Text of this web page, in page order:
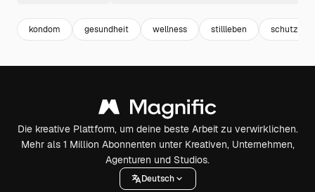
kondom gesundheit wellness stillleben schutz
Die kreative Plattform, um deine beste Arbeit zu verwirklichen.
Mehr als 1 Million Abonnenten unter Kreativen, Unternehmen,
Agenturen und Studios.
Deutsch